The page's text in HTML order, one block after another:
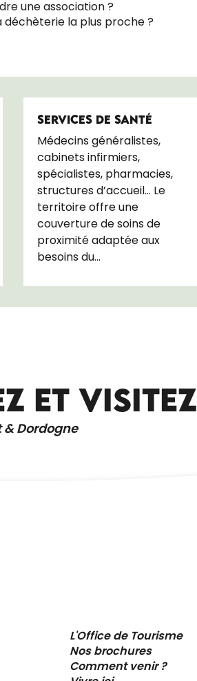
une association ?
déchèterie la plus proche ?
SERVICES DE SANTÉ
Médecins généralistes,
cabinets infirmiers,
spécialistes, pharmacies,
structures d’accueil… Le
territoire offre une
couverture de soins de
proximité adaptée aux
besoins du...
ET VISITEZ
& Dordogne
LES-OULES
L'Office de Tourisme
Nos brochures
Comment venir ?